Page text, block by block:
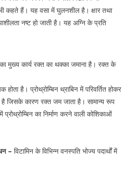
भी कहते हैं। यह वसा में घुलनशील है। क्षार तथा
नष्ट हो जाती है। यह अग्नि के प्रति
मुख्य कार्य रक्त का थक्का जमाना है। रक्त के
होता है। प्रोथ्रोम्बिन थ्राबिन में परिवर्तित होकर
है जिसके कारण रक्त जम जाता है। सामान्य रूप
का निर्माण करने वाली कोशिकाओं
– विटामिन के विभिन्न वनस्पति भोज्य पदार्थों में